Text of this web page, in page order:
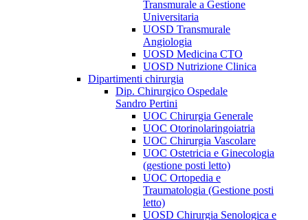
Transmurale a Gestione
Universitaria
UOSD Transmurale
Angiologia
UOSD Medicina CTO
UOSD Nutrizione Clinica
Dipartimenti chirurgia
Dip. Chirurgico Ospedale
Sandro Pertini
UOC Chirurgia Generale
UOC Otorinolaringoiatria
UOC Chirurgia Vascolare
UOC Ostetricia e Ginecologia
(gestione posti letto)
UOC Ortopedia e
Traumatologia (Gestione posti
letto)
UOSD Chirurgia Senologica e